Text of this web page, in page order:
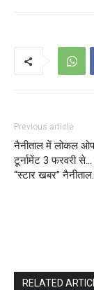
Previous article
नैनीताल में लोकल
टूर्नामेंट 3 फरवरी से…
“स्टार खबर”
RELATED